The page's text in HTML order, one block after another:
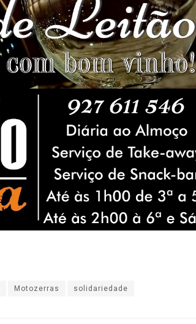
Motozerras solidariedade